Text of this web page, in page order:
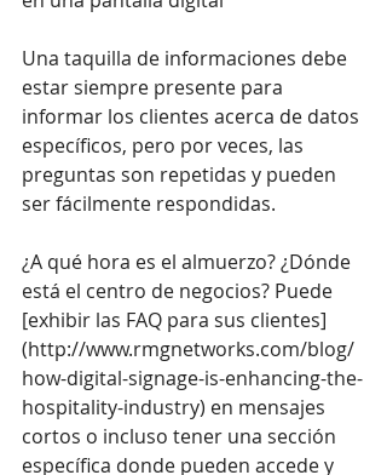
Una taquilla de informaciones debe
estar siempre presente para
informar los clientes acerca de datos
específicos, pero por veces, las
preguntas son repetidas y pueden
ser fácilmente respondidas.
¿A qué hora es el almuerzo? ¿Dónde
está el centro de negocios? Puede
[exhibir las FAQ para sus clientes]
(http://www.rmgnetworks.com/blog/
how-digital-signage-is-enhancing-the-
hospitality-industry) en mensajes
cortos o incluso tener una sección
específica donde pueden accede y